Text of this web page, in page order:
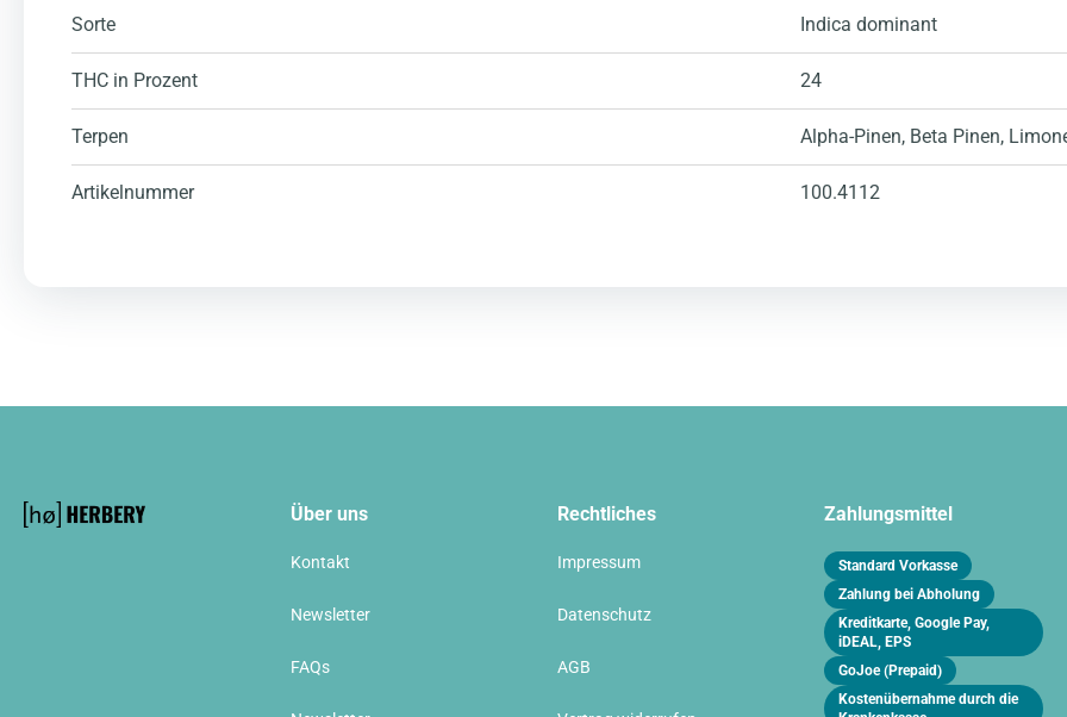
Sorte Indica dominant
THC in Prozent 24
Terpen Alpha-Pinen, Beta Pinen,
Artikelnummer 100.4112
Über uns
Kontakt
Newsletter
FAQs
Rechtliches
Impressum
Datenschutz
AGB
Zahlungsmittel
Standard Vorkasse
Zahlung bei Abholung
Kreditkarte, Google Pay,
iDEAL, EPS
GoJoe (Prepaid)
Kostenübernahme durch die